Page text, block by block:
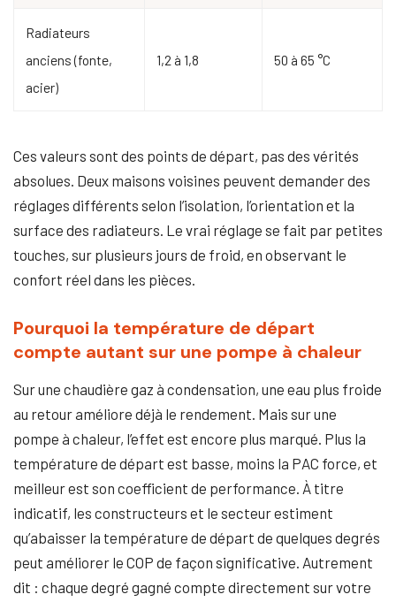
Radiateurs
anciens (fonte,
acier)
1,2 à 1,8 50 à 65 °C
Ces valeurs sont des points de départ, pas des vérités
absolues. Deux maisons voisines peuvent demander des
réglages différents selon l’isolation, l’orientation et la
surface des radiateurs. Le vrai réglage se fait par petites
touches, sur plusieurs jours de froid, en observant le
confort réel dans les pièces.
Pourquoi la température de départ
compte autant sur une pompe à chaleur
Sur une chaudière gaz à condensation, une eau plus froide
au retour améliore déjà le rendement. Mais sur une
pompe à chaleur, l’effet est encore plus marqué. Plus la
température de départ est basse, moins la PAC force, et
meilleur est son coefficient de performance. À titre
indicatif, les constructeurs et le secteur estiment
qu’abaisser la température de départ de quelques degrés
peut améliorer le COP de façon significative. Autrement
dit : chaque degré gagné compte directement sur votre